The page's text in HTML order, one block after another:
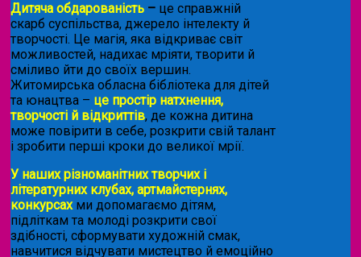
Дитяча обдарованість – це справжній
скарб суспільства, джерело інтелекту й
творчості. Це магія, яка відкриває світ
можливостей, надихає мріяти, творити й
сміливо йти до своїх вершин.
Житомирська обласна бібліотека для дітей
та юнацтва – це простір натхнення,
творчості й відкриттів, де кожна дитина
може повірити в себе, розкрити свій талант
і зробити перші кроки до великої мрії.
У наших різноманітних творчих і
літературних клубах, артмайстернях,
конкурсахми допомагаємо дітям,
підліткам та молоді розкрити свої
здібності, сформувати художній смак,
навчитися відчувати мистецтво й емоційно